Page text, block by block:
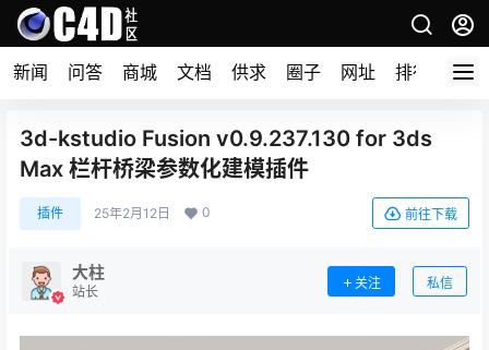
新闻 问答 商城 文档 供求 圈子 网址 排行榜
3d-kstudio Fusion v0.9.237.130 for 3ds
Max 栏杆桥梁参数化建模插件
插件 25年2月12日 0 前往下载
大柱
站长
关注 私信